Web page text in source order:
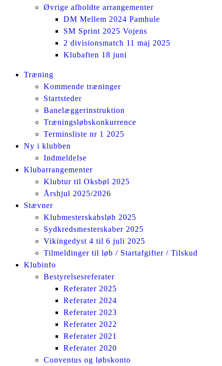
Øvrige afholdte arrangementer
DM Mellem 2024 Pamhule
SM Sprint 2025 Vojens
2 divisionsmatch 11 maj 2025
Klubaften 18 juni
Facebook
InstagramTræning
Kommende træninger
Startsteder
Banelæggerinstruktion
Træningsløbskonkurrence
Terminsliste nr 1 2025
Ny i klubben
Indmeldelse
Klubarrangementer
Klubtur til Oksbøl 2025
Årshjul 2025/2026
Stævner
Klubmesterskabsløb 2025
Sydkredsmesterskaber 2025
Vikingedyst 4 til 6 juli 2025
Tilmeldinger til løb / Startafgifter / Tilskud
Klubinfo
Bestyrelsesreferater
Referater 2025
Referater 2024
Referater 2023
Referater 2022
Referater 2021
Referater 2020
Conventus og løbskonto